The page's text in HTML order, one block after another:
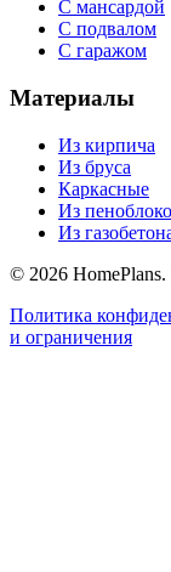
С мансардой
С подвалом
С гаражом
Материалы
Из кирпича
Из бруса
Каркасные
Из
Из
© 2026 HomePlans.
Политика
и ограничения